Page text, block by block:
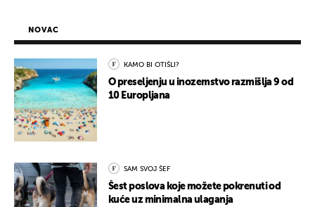
NOVAC
KAMO BI OTIŠLI?
O preseljenju u inozemstvo razmišlja 9 od
10 Europljana
SAM SVOJ ŠEF
Šest poslova koje možete pokrenuti od
kuće uz minimalna ulaganja